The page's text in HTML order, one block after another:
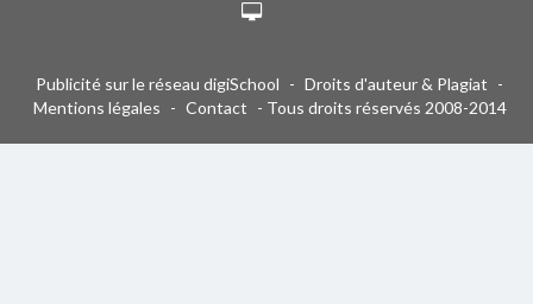
Publicité sur le réseau digiSchool - Droits d'auteur & Plagiat -
Mentions légales - Contact - Tous droits réservés 2008-2014